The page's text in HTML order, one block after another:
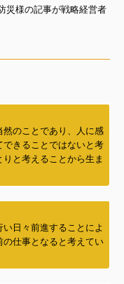
災様の記事が戦略経営者
のことであり、人に感
きることではないと考
と考えることから生ま
日々前進することによ
の仕事となると考えてい